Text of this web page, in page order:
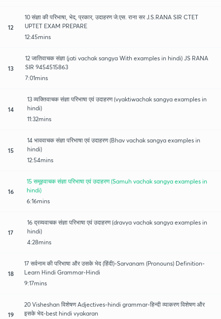
12
10 संज्ञा की परिभाषा, भेद, प्रकार, उदाहरण जे.एस. राना सर J.S.RANA SIR CTET
UPTET EXAM PREPARE
12:45mins
13
12 जातिवाचक संज्ञा (jati vachak sangya With examples in hindi) JS RANA
SIR 9454515863
7:01mins
14
13 व्यक्तिवाचक संज्ञा परिभाषा एवं उदाहरण (vyaktiwachak sangya examples in
hindi)
11:32mins
15
14 भाववाचक संज्ञा परिभाषा एवं उदाहरण (Bhav vachak sangya examples in
hindi)
12:54mins
16
15 समूहवाचक संज्ञा परिभाषा एवं उदाहरण (Samuh vachak sangya examples in
hindi)
6:16mins
17
16 द्रव्यवाचक संज्ञा परिभाषा एवं उदाहरण (dravya vachak sangya examples in
hindi)
4:28mins
18
17 सर्वनाम की परिभाषा और उसके भेद (हिंदी)-Sarvanam (Pronouns) Definition-
Learn Hindi Grammar-Hindi
9:17mins
19
20 Visheshan विशेषण Adjectives-hindi grammar-हिन्दी व्याकरण विशेषण और
इसके भेद-best hindi vyakaran